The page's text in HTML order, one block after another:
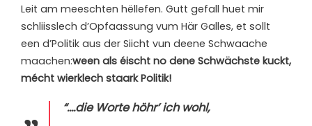
Leit am meeschten hëllefen. Gutt gefall huet mir
schliisslech d’Opfaassung vum Här Galles, et sollt
een d’Politik aus der Siicht vun deene Schwaache
maachen:ween als éischt no dene Schwächste kuckt,
mécht wierklech staark Politik!
“….die Worte höhr’ ich wohl,